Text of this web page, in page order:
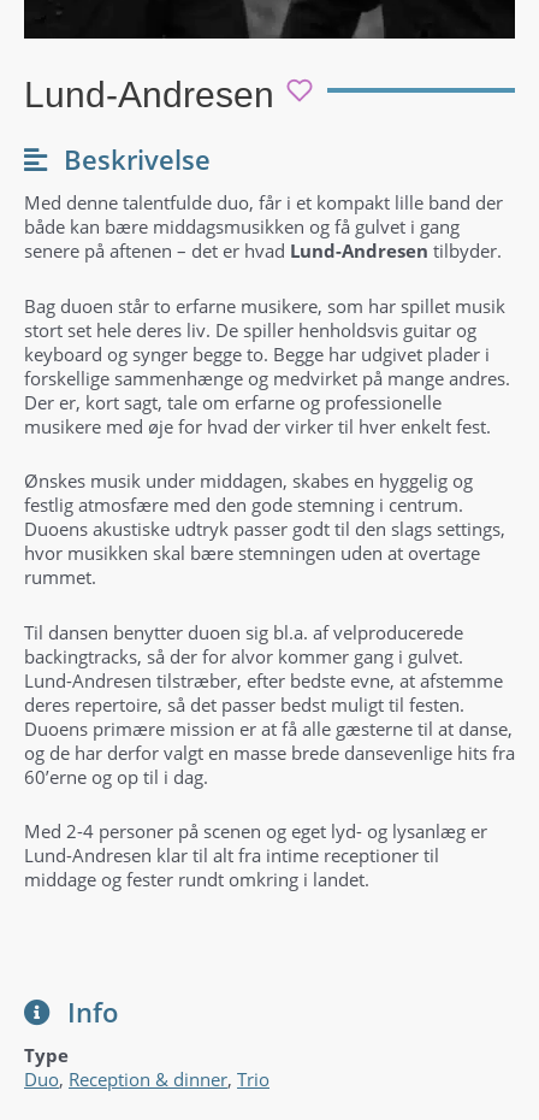
Lund-Andresen
Beskrivelse
Med denne talentfulde duo, får i et kompakt lille band der
både kan bære middagsmusikken og få gulvet i gang
senere på aftenen – det er hvad Lund-Andresen tilbyder.
Bag duoen står to erfarne musikere, som har spillet musik
stort set hele deres liv. De spiller henholdsvis guitar og
keyboard og synger begge to. Begge har udgivet plader i
forskellige sammenhænge og medvirket på mange andres.
Der er, kort sagt, tale om erfarne og professionelle
musikere med øje for hvad der virker til hver enkelt fest.
Ønskes musik under middagen, skabes en hyggelig og
festlig atmosfære med den gode stemning i centrum.
Duoens akustiske udtryk passer godt til den slags settings,
hvor musikken skal bære stemningen uden at overtage
rummet.
Til dansen benytter duoen sig bl.a. af velproducerede
backingtracks, så der for alvor kommer gang i gulvet.
Lund-Andresen tilstræber, efter bedste evne, at afstemme
deres repertoire, så det passer bedst muligt til festen.
Duoens primære mission er at få alle gæsterne til at danse,
og de har derfor valgt en masse brede dansevenlige hits fra
60’erne og op til i dag.
Med 2-4 personer på scenen og eget lyd- og lysanlæg er
Lund-Andresen klar til alt fra intime receptioner til
middage og fester rundt omkring i landet.
Info
Type
Duo, Reception & dinner, Trio